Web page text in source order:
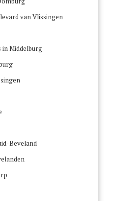
van Vlissingen
in Middelburg
Beveland